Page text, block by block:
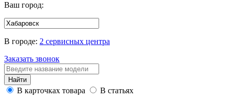
Ваш город:
В городе: 2 сервисных центра
Заказать звонок
В карточках товара
В статьях